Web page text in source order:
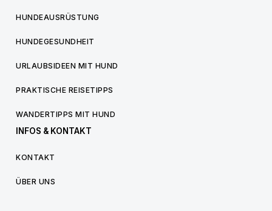
HUNDEAUSRÜSTUNG
HUNDEGESUNDHEIT
URLAUBSIDEEN MIT HUND
PRAKTISCHE REISETIPPS
WANDERTIPPS MIT HUND
INFOS & KONTAKT
KONTAKT
ÜBER UNS